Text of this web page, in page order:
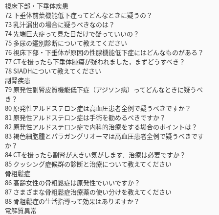
視床下部・下垂体疾患
72 下垂体前葉機能低下症ってどんなときに疑うの？
73 乳汁漏出の場合に疑うべきなのは？
74 先端巨大症って見た目だけで疑っていいの？
75 多尿の鑑別診断について教えてください
76 視床下部・下垂体が原因の性腺機能低下症にはどんなものがある？
77 CTを撮ったら下垂体腫瘍が疑われました，まずどうすべき？
78 SIADHについて教えてください
副腎疾患
79 原発性副腎皮質機能低下症（アジソン病）ってどんなときに疑うべ
き？
80 原発性アルドステロン症は高血圧患者全例で疑うべきですか？
81 原発性アルドステロン症は手術を勧めるべきですか？
82 原発性アルドステロン症で内科的治療をする場合のポイントは？
83 褐色細胞腫とパラガングリオーマは高血圧患者全例で疑うべきです
か？
84 CTを撮ったら副腎が大きい気がします．治療は必要ですか？
85 クッシング症候群の診断と治療について教えてください
骨粗鬆症
86 高齢女性の骨粗鬆症は原発性でいいですか？
87 さまざまな骨粗鬆症治療薬の使い分けを教えてください
88 骨粗鬆症の生活指導って効果はありますか？
電解質異常